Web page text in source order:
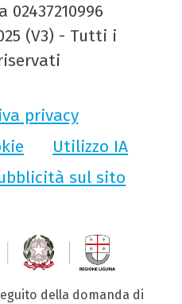
02437210996
(V3) - Tutti i
privacy
Utilizzo IA
sul sito
seguito della domanda di